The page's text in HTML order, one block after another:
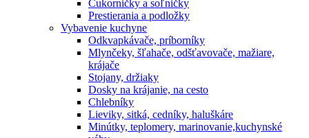
Cukorničky a soľničky
Prestierania a podložky
Vybavenie kuchyne
Odkvapkávače, príborníky
Mlynčeky, šľahače, odšťavovače, mažiare,
krájače
Stojany, držiaky
Dosky na krájanie, na cesto
Chlebníky
Lieviky, sitká, cedníky, haluškáre
Minútky, teplomery, marinovanie,kuchynské